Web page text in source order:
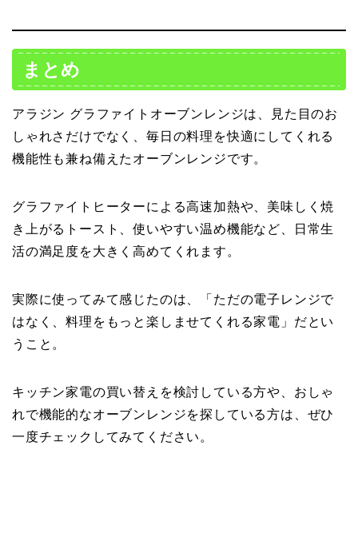
まとめ
アラジン グラファイトオーブンレンジは、見た目のお
しゃれさだけでなく、毎日の料理を快適にしてくれる
機能性も兼ね備えたオーブンレンジです。
グラファイトヒーターによる高速加熱や、美味しく焼
き上がるトースト、使いやすい温め機能など、日常生
活の満足度を大きく高めてくれます。
実際に使ってみて感じたのは、「ただの電子レンジで
はなく、料理をもっと楽しませてくれる家電」だとい
うこと。
キッチン家電の買い替えを検討している方や、おしゃ
れで機能的なオーブンレンジを探している方は、ぜひ
一度チェックしてみてください。